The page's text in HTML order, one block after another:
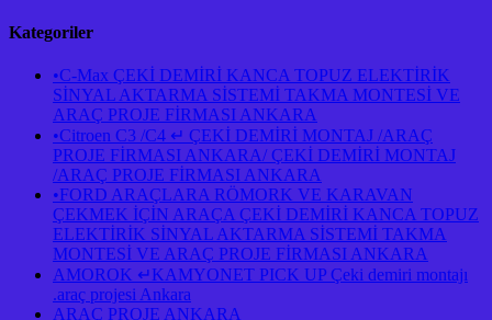
Kategoriler
•C-Max ÇEKİ DEMİRİ KANCA TOPUZ ELEKTİRİK
SİNYAL AKTARMA SİSTEMİ TAKMA MONTESİ VE
ARAÇ PROJE FİRMASI ANKARA
•Citroen C3 /C4 ↵ ÇEKİ DEMİRİ MONTAJ /ARAÇ
PROJE FİRMASI ANKARA/ ÇEKİ DEMİRİ MONTAJ
/ARAÇ PROJE FİRMASI ANKARA
•FORD ARAÇLARA RÖMORK VE KARAVAN
ÇEKMEK İÇİN ARAÇA ÇEKİ DEMİRİ KANCA TOPUZ
ELEKTİRİK SİNYAL AKTARMA SİSTEMİ TAKMA
MONTESİ VE ARAÇ PROJE FİRMASI ANKARA
AMOROK ↵KAMYONET PICK UP Çeki demiri montajı
.araç projesi Ankara
ARAÇ PROJE ANKARA